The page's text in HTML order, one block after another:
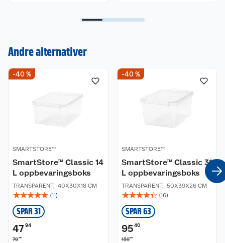
Andre alternativer
-40 %
SMARTSTORE™
SmartStore™ Classic 14
L oppbevaringsboks
TRANSPARENT, 40X30X18 CM
☆☆☆☆☆ (11)
SPAR 31
4794
7990
-40 %
SMARTSTORE™
SmartStore™ Classic 31
L oppbevaringsboks
TRANSPARENT, 50X39X26 CM
☆☆☆☆☆ (16)
SPAR 63
95 40
15900
Om oss
Nyheter
Våre butikker
Våre merkevarer
Coop kjeder
Ledige stillinger
Bærekraft
Kundeservice
Kontakt oss
Angre- og returrett
Reklamasjon og garanti
Ofte stilte spørsmål
Betalingsalternativer
Leveringsalternativer
Pakkesporing
Åpent kjøp
Coop medlem